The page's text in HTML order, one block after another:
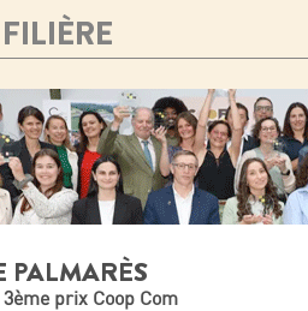
PALMARÈS
prix Coop Com